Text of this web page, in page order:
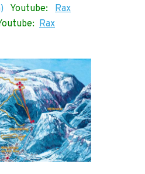
Youtube:
Rax
Rax